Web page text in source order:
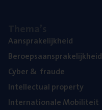
Aan­spra­ke­lijk­heid
Beroeps­aan­spra­ke­lijk­heid
Cyber& fraude
Intel­lec­tu­al property
Inter­na­ti­o­na­le Mobiliteit